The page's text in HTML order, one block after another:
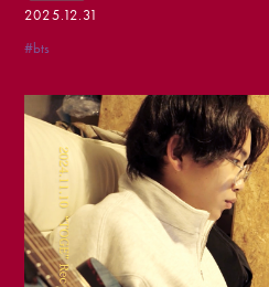
2025.12.31
#bts